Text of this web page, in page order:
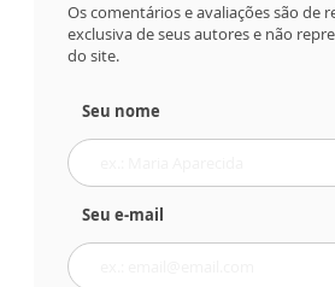
Os comentários e avaliações são de
exclusiva de seus autores e não
do site.
Seu nome
Seu e-mail